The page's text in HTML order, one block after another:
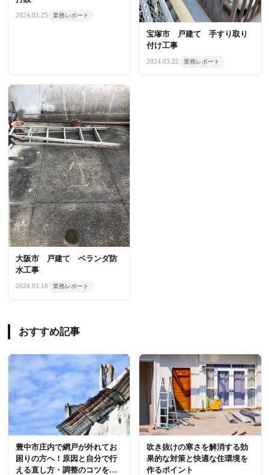
2024.03.25 業務レポート
宝塚市 戸建て 手すり取り
付け工事
2024.03.22 業務レポート
大阪市 戸建て ベランダ防
水工事
2024.03.18 業務レポート
おすすめ記事
豊中市庄内で網戸が外れてお
困りの方へ！原因と自分で行
える直し方・調整のコツをプ
吹き抜けの寒さを解消する効
果的な対策と快適な住環境を
作るポイント